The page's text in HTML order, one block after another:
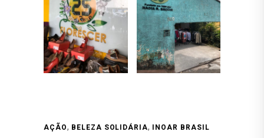
AÇÃO, BELEZA SOLIDÁRIA, INOAR BRASIL